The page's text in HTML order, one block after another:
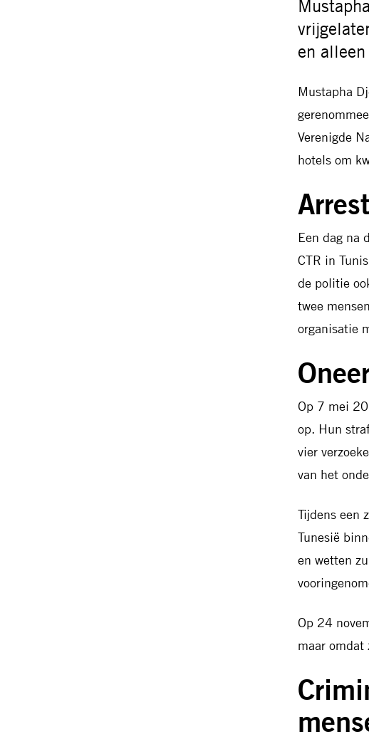
en
Mustapha
Verenigde
hotels om
Een dag na
CTR in
de politie
twee
organisatie
Op 7 mei
op. Hun
vier
van het
Tijdens een
Tunesië
en wetten
Op 24
maar